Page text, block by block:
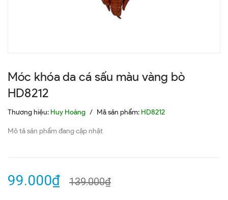
Móc khóa da cá sấu màu vàng bò
HD8212
Thương hiệu: Huy Hoàng / Mã sản phẩm: HD8212
Mô tả sản phẩm đang cập nhật
99.000₫ 139.000₫